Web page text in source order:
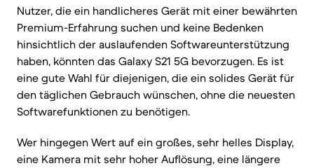
Nutzer, die ein handlicheres Gerät mit einer bewährten
Premium-Erfahrung suchen und keine Bedenken
hinsichtlich der auslaufenden Softwareunterstützung
haben, könnten das Galaxy S21 5G bevorzugen. Es ist
eine gute Wahl für diejenigen, die ein solides Gerät für
den täglichen Gebrauch wünschen, ohne die neuesten
Softwarefunktionen zu benötigen.
Wer hingegen Wert auf ein großes, sehr helles Display,
eine Kamera mit sehr hoher Auflösung, eine längere